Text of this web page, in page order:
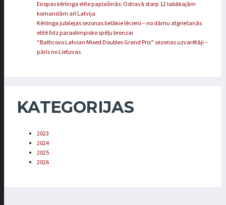
Eiropas kērlinga elite paplašinās: Ostravā starp 12 labākajām
komandām arī Latvija
Kērlinga jubilejas sezonas lielākie lēcieni – no dāmu atgriešanās
elitē līdz paraolimpisko spēļu bronzai
“Balticovo Latvian Mixed Doubles Grand Prix” sezonas uzvarētāji –
pāris no Lietuvas
KATEGORIJAS
2023
2024
2025
2026